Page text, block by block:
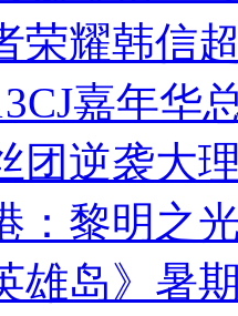
荣耀韩信
嘉年
团逆袭大
：黎明之
雄岛》暑